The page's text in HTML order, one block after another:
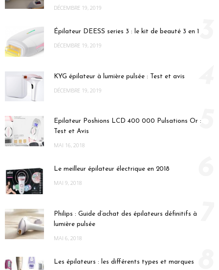
DÉCEMBRE 19, 2019
Épilateur DEESS series 3 : le kit de beauté 3 en 1
DÉCEMBRE 19, 2019 3
KYG épilateur à lumière pulsée : Test et avis
DÉCEMBRE 19, 2019
Epilateur Poshions LCD 400 000 Pulsations Or :
Test et Avis
MAI 16, 2018
5
Le meilleur épilateur électrique en 2018
MAI 9, 2018
Philips : Guide d’achat des épilateurs définitifs à
lumière pulsée
MAI 6, 2018
Les épilateurs : les différents types et marques